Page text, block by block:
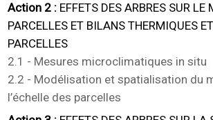
Action 2 : EFFETS DES ARBRES SUR
PARCELLES ET BILANS THERMIQUES
PARCELLES
2.1 - Mesures microclimatiques in situ
2.2 - Modélisation et spatialisation du
l’échelle des parcelles